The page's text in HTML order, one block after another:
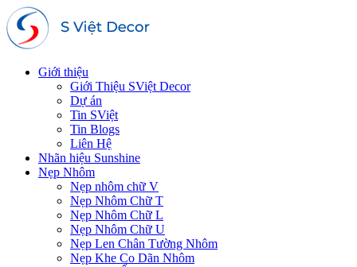
Giới thiệu
Giới Thiệu SViệt Decor
Dự án
Tin SViệt
Tin Blogs
Liên Hệ
Nhãn hiệu Sunshine
Nẹp Nhôm
Nẹp nhôm chữ V
Nẹp Nhôm Chữ T
Nẹp Nhôm Chữ L
Nẹp Nhôm Chữ U
Nẹp Len Chân Tường Nhôm
Nẹp Khe Co Dãn Nhôm